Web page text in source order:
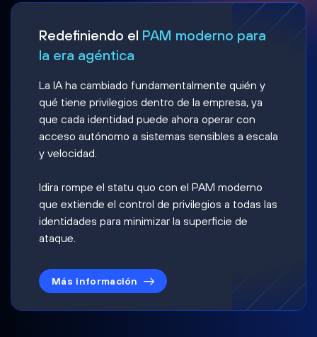
Redefiniendo el PAM moderno para
la era agéntica
La IA ha cambiado fundamentalmente quién y
qué tiene privilegios dentro de la empresa, ya
que cada identidad puede ahora operar con
acceso autónomo a sistemas sensibles a escala
y velocidad.
Idira rompe el statu quo con el PAM moderno
que extiende el control de privilegios a todas las
identidades para minimizar la superficie de
ataque.
Más información